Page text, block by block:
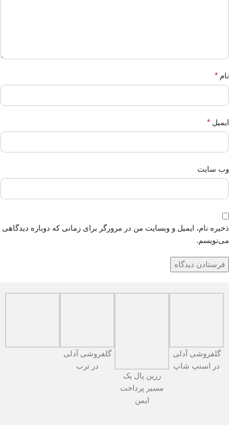
نام *
ایمیل *
وب‌ سایت
ذخیره نام، ایمیل و وبسایت من در مرورگر برای زمانی که دوباره دیدگاهی
می‌نویسم.
گلفروشی آدلی
در اسنپ شاپ
زرین پال یک
مسیر پرداخت
ایمن
گلفروشی آدلی
در ترب